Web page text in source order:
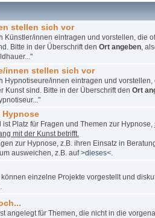
stellen sich vor
Künstler/innen eintragen und vorstellen, die
Bitte in der Überschrift den Ort angeben,
innen stellen sich vor
Hypnotiseure/innen eintragen und vorstellen,
Kunst sind. Bitte in der Überschrift den Ort
Hypnose
ist Platz für Fragen und Themen zur Hypnose,
mit der Kunst betrifft.
zur Hypnose, z.B. ihren Einsatz in
ausweichen, z.B. auf>dieses<.
einzelne Projekte vorgestellt und
angelegt für Themen, die nicht in die